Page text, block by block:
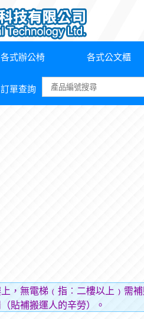
各式辦公椅 各式公文櫃
訂單查詢
，無電梯﹙指︰二樓以上﹚需
貼補搬運人的辛勞）。